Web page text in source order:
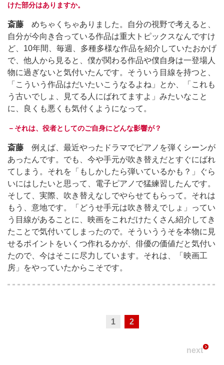
けた部分はありますか。
斎藤 めちゃくちゃありました。自分の視野で考えると、
自分が今向き合っている作品は重大トピックスなんですけ
ど、10年間、毎週、多種多様な作品を紹介していたおかげ
で、他人から見ると、僕が関わる作品や僕自身は一登場人
物に過ぎないと気付いたんです。そういう目線を持つと、
「こういう作品はだいたいこうなるよね」とか、「これも
う古いでしょ、見てる人にばれてますよ」みたいなこと
に、良くも悪くも気付くようになって。
－それは、役者としてのご自身にどんな影響が？
斎藤 例えば、最近やったドラマでピアノを弾くシーンが
あったんです。でも、今や手元が吹き替えだとすぐにばれ
てしまう。それを「もしかしたら弾いているかも？」ぐら
いにはしたいと思って、電子ピアノで猛練習したんです。
そして、実際、吹き替えなしでやらせてもらって。それは
もう、意地です。「どうせ手元は吹き替えでしょ」ってい
う目線があることに、映画をこれだけたくさん紹介してき
たことで気付いてしまったので。そういううそを本物に見
せるポイントをいくつ作れるかが、俳優の価値だと気付い
たので、今はそこに尽力しています。それは、「映画工
房」をやっていたからこそです。
1 2
next